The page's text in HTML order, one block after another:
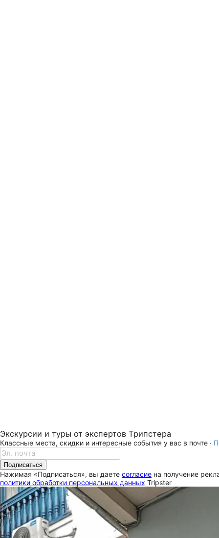
Экскурсии и туры от экспертов Трипстера
Классные места, скидки и интересные события у вас в почте ·
Подписаться
Нажимая «Подписаться», вы даете согласие на получение
политики обработки персональных данных Tripster